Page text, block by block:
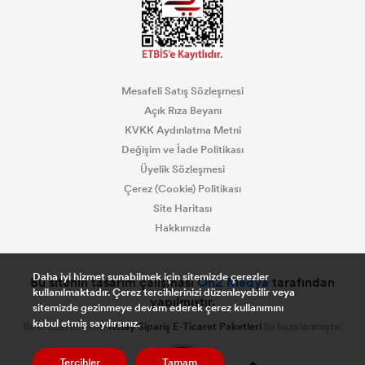
Mesafeli Satış Sözleşmesi
Açık Rıza Beyanı
KVKK Aydınlatma Metni
Değişim ve İade Politikası
Üyelik Sözleşmesi
Çerez (Cookie) Politikası
Site Haritası
Hakkımızda
Bu sitenin tasarım çalışmasıOn2 Medyatarafından
yapılmıştır.
Bu e-ticaret sitesiKolay Sipariş E-Ticaret Paketleri
Daha iyi hizmet sunabilmek için sitemizde çerezler
kullanılmaktadır. Çerez tercihlerinizi düzenleyebilir veya
sitemizde gezinmeye devam ederek çerez kullanımını
kabul etmiş sayılırsınız.
CADENCE GLOW İN DARK (KARANLIKTA
CADENCE BOYUTLU BONCUK BOYALAR
CADENCE DERİ BOYASI
CADENCE KOOKY BOYA
WINDY METALİK BOYALAR
WINDY PREMİUM AKRİLİK BOYALAR
VİKTORİA TOZ KUMAŞ BOYALARI
DEVİTRA CAM BOYASI